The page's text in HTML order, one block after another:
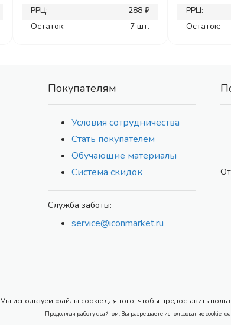
РРЦ:
288 ₽
Остаток:
7 шт.
РРЦ:
Остаток:
Покупателям
Условия сотрудничества
Стать покупателем
Обучающие материалы
Система скидок
Служба заботы:
service@iconmarket.ru
Мы используем файлы cookie для того, чтобы предоставить
Продолжая работу с сайтом, Вы разрешаете использование cookie-